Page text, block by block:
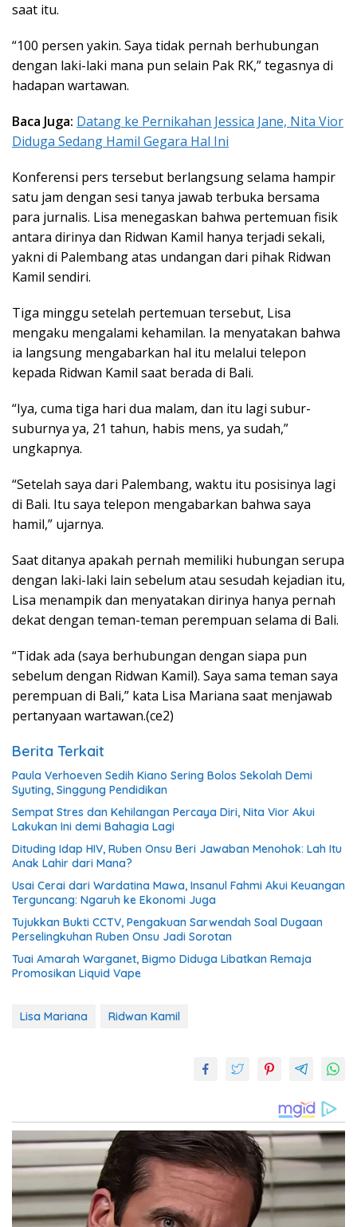
saat itu.
“100 persen yakin. Saya tidak pernah berhubungan
dengan laki-laki mana pun selain Pak RK,”tegasnya di
hadapan wartawan.
Baca Juga: Datang ke Pernikahan Jessica Jane, Nita Vior
Diduga Sedang Hamil Gegara Hal Ini
Konferensi pers tersebut berlangsung selama hampir
satu jam dengan sesi tanya jawab terbuka bersama
para jurnalis. Lisa menegaskan bahwa pertemuan fisik
antara dirinya dan Ridwan Kamil hanya terjadi sekali,
yakni di Palembang atas undangan dari pihak Ridwan
Kamil sendiri.
Tiga minggu setelah pertemuan tersebut, Lisa
mengaku mengalami kehamilan. Ia menyatakan bahwa
ia langsung mengabarkan hal itu melalui telepon
kepada Ridwan Kamil saat berada di Bali.
“Iya, cuma tiga hari dua malam, dan itu lagi subur-
suburnya ya, 21 tahun, habis mens, ya sudah,”
ungkapnya.
“Setelah saya dari Palembang, waktu itu posisinya lagi
di Bali. Itu saya telepon mengabarkan bahwa saya
hamil,” ujarnya.
Saat ditanya apakah pernah memiliki hubungan serupa
dengan laki-laki lain sebelum atau sesudah kejadian itu,
Lisa menampik dan menyatakan dirinya hanya pernah
dekat dengan teman-teman perempuan selama di Bali.
“Tidak ada (saya berhubungan dengan siapa pun
sebelum dengan Ridwan Kamil). Saya sama teman saya
perempuan di Bali,” kata Lisa Mariana saat menjawab
pertanyaan wartawan.(ce2)
Berita Terkait
Paula Verhoeven Sedih Kiano Sering Bolos Sekolah Demi
Syuting, Singgung Pendidikan
Sempat Stres dan Kehilangan Percaya Diri, Nita Vior Akui
Lakukan Ini demi Bahagia Lagi
Dituding Idap HIV, Ruben Onsu Beri Jawaban Menohok: Lah Itu
Anak Lahir dari Mana?
Usai Cerai dari Wardatina Mawa, Insanul Fahmi Akui Keuangan
Terguncang: Ngaruh ke Ekonomi Juga
Tujukkan Bukti CCTV, Pengakuan Sarwendah Soal Dugaan
Perselingkuhan Ruben Onsu Jadi Sorotan
Tuai Amarah Warganet, Bigmo Diduga Libatkan Remaja
Promosikan Liquid Vape
Lisa Mariana Ridwan Kamil